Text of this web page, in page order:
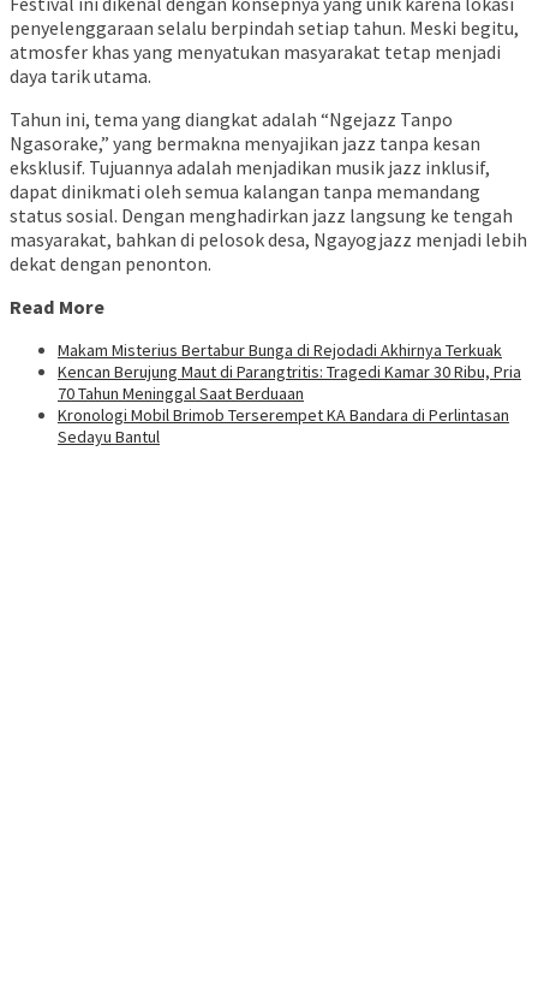
penyelenggaraan selalu berpindah setiap tahun. Meski begitu,
atmosfer khas yang menyatukan masyarakat tetap menjadi
daya tarik utama.
Tahun ini, tema yang diangkat adalah “Ngejazz Tanpo
Ngasorake,” yang bermakna menyajikan jazz tanpa kesan
eksklusif. Tujuannya adalah menjadikan musik jazz inklusif,
dapat dinikmati oleh semua kalangan tanpa memandang
status sosial. Dengan menghadirkan jazz langsung ke tengah
masyarakat, bahkan di pelosok desa, Ngayogjazz menjadi lebih
dekat dengan penonton.
Read More
Makam Misterius Bertabur Bunga di Rejodadi Akhirnya Terkuak
Kencan Berujung Maut di Parangtritis: Tragedi Kamar 30 Ribu, Pria
70 Tahun Meninggal Saat Berduaan
Kronologi Mobil Brimob Terserempet KA Bandara di Perlintasan
Sedayu Bantul